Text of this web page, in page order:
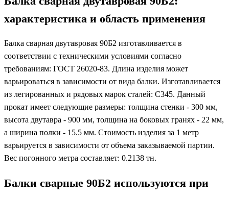
характеристика и область применения
Балка сварная двутавровая 90Б2 изготавливается в
соответствии с техническими условиями согласно
требованиям: ГОСТ 26020-83. Длина изделия может
варьироваться в зависимости от вида балки. Изготавливается
из легированных и рядовых марок сталей: С345. Данный
прокат имеет следующие размеры: толщина стенки - 300 мм,
высота двутавра - 900 мм, толщина на боковых гранях - 22 мм,
а ширина полки - 15.5 мм. Стоимость изделия за 1 метр
варьируется в зависимости от объема заказываемой партии.
Вес погонного метра составляет: 0.2138 тн.
Балки сварные 90Б2 используются при